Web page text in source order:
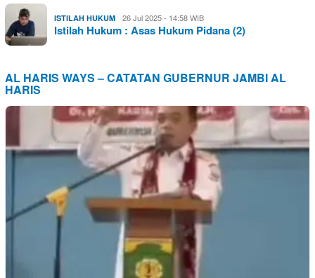
ISTILAH HUKUM 26 Jul 2025 - 14:58 WIB
Istilah Hukum : Asas Hukum Pidana (2)
AL HARIS WAYS – CATATAN GUBERNUR JAMBI AL
HARIS